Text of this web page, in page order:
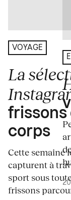
VOYAGE
La
frissons
corps
Cette semaine
capturent à
sport sous
frissons